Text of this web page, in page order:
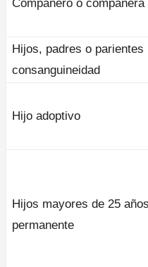
Compañero o
Hijos, padres o
consanguineidad
Hijo adoptivo
Hijos mayores de 25
permanente